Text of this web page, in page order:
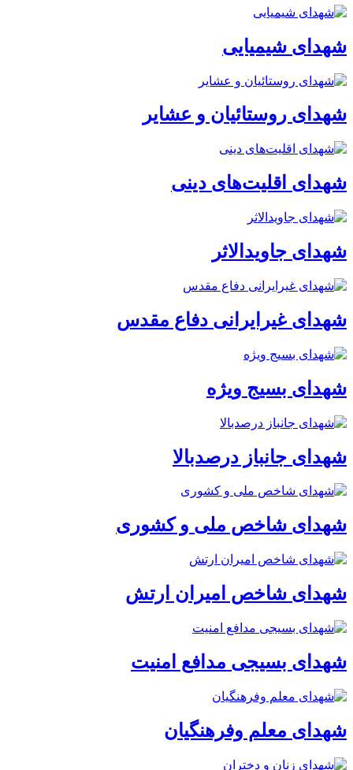
شهدای شیمیایی
شهدای روستائیان و عشایر
شهدای اقلیت‌های دینی
شهدای جاویدالاثر
شهدای غیرایرانی دفاع مقدس
شهدای بسیج ویژه
شهدای جانباز درصدبالا
شهدای شاخص ملی و کشوری
شهدای شاخص امیران ارتش
شهدای بسیجی مدافع امنیت
شهدای معلم وفرهنگیان